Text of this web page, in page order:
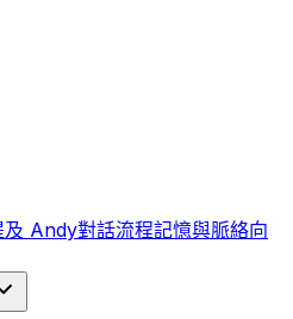
及 Andy對話流程記憶與脈絡向